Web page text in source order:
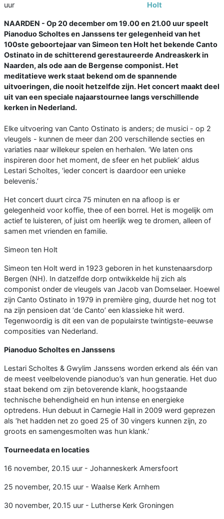
uur
Holt
NAARDEN - Op 20 december om 19.00 en 21.00 uur speelt
Pianoduo Scholtes en Janssens ter gelegenheid van het
100ste geboortejaar van Simeon ten Holt het bekende Canto
Ostinato in de schitterend gerestaureerde Andreaskerk in
Naarden, als ode aan de Bergense componist. Het
meditatieve werk staat bekend om de spannende
uitvoeringen, die nooit hetzelfde zijn. Het concert maakt deel
uit van een speciale najaarstournee langs verschillende
kerken in Nederland.
Elke uitvoering van Canto Ostinato is anders; de musici - op 2
vleugels - kunnen de meer dan 200 verschillende secties en
variaties naar willekeur spelen en herhalen. ‘We laten ons
inspireren door het moment, de sfeer en het publiek’ aldus
Lestari Scholtes, ‘ieder concert is daardoor een unieke
belevenis.’
Het concert duurt circa 75 minuten en na afloop is er
gelegenheid voor koffie, thee of een borrel. Het is mogelijk om
actief te luisteren, of juist om heerlijk weg te dromen, alleen of
samen met vrienden en familie.
Simeon ten Holt
Simeon ten Holt werd in 1923 geboren in het kunstenaarsdorp
Bergen (NH). In datzelfde dorp ontwikkelde hij zich als
componist onder de vleugels van Jacob van Domselaer. Hoewel
zijn Canto Ostinato in 1979 in première ging, duurde het nog tot
na zijn pensioen dat ‘de Canto’ een klassieke hit werd.
Tegenwoordig is dit een van de populairste twintigste-eeuwse
composities van Nederland.
Pianoduo Scholtes en Janssens
Lestari Scholtes & Gwylim Janssens worden erkend als één van
de meest veelbelovende pianoduo’s van hun generatie. Het duo
staat bekend om zijn betoverende klank, hoogstaande
technische behendigheid en hun intense en energieke
optredens. Hun debuut in Carnegie Hall in 2009 werd geprezen
als ‘het hadden net zo goed 25 of 30 vingers kunnen zijn, zo
groots en samengesmolten was hun klank.’
Tourneedata en locaties
16 november, 20.15 uur - Johanneskerk Amersfoort
25 november, 20.15 uur - Waalse Kerk Arnhem
30 november, 20.15 uur - Lutherse Kerk Groningen